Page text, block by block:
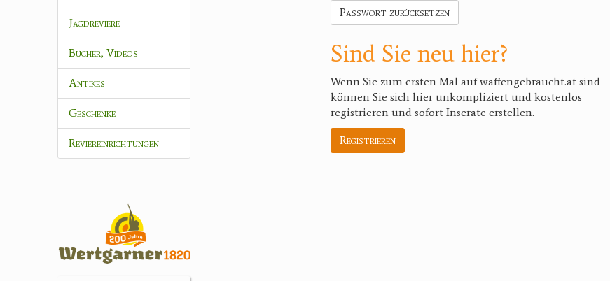
Jagdreviere
Bücher, Videos
Antikes
Geschenke
Reviereinrichtungen
Passwort zurücksetzen
Sind Sie neu hier?
Wenn Sie zum ersten Mal auf waffengebraucht.at sind
können Sie sich hier unkompliziert und kostenlos
registrieren und sofort Inserate erstellen.
Registrieren